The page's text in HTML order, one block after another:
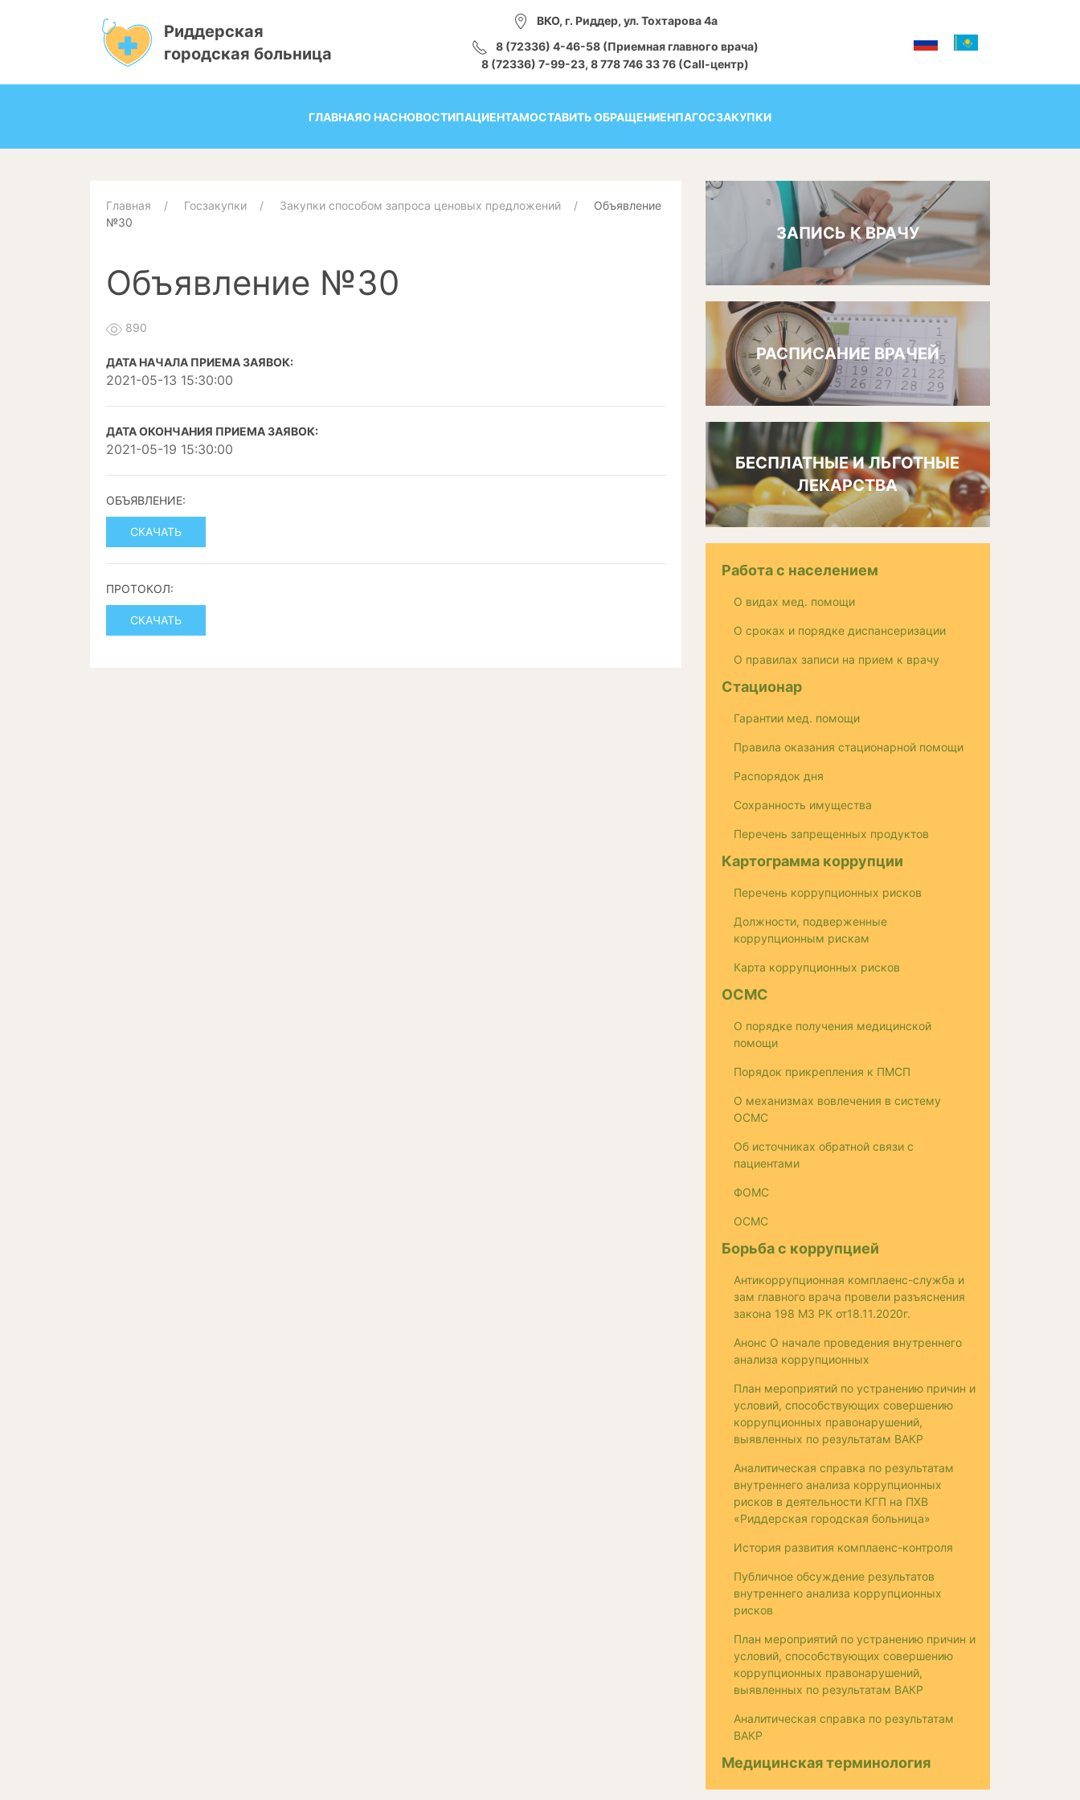
Риддерская
городская больница
ВКО, г. Риддер, ул. Тохтарова 4а
8 (72336) 4-46-58 (Приемная главного врача)
8 (72336) 7-99-23, 8 778 746 33 76 (Call-центр)
ГЛАВНАЯО НАСНОВОСТИПАЦИЕНТАМОСТАВИТЬ ОБРАЩЕНИЕНПАГОСЗАКУПКИ
Главная Госзакупки Закупки способом запроса ценовых предложений
Объявление
№30
Объявление №30
890
ДАТА НАЧАЛА ПРИЕМА ЗАЯВОК:
2021-05-13 15:30:00
ДАТА ОКОНЧАНИЯ ПРИЕМА ЗАЯВОК:
2021-05-19 15:30:00
ОБЪЯВЛЕНИЕ:
СКАЧАТЬ
ПРОТОКОЛ:
СКАЧАТЬ
ЗАПИСЬ К ВРАЧУ
РАСПИСАНИЕ ВРАЧЕЙ
БЕСПЛАТНЫЕ И ЛЬГОТНЫЕ
ЛЕКАРСТВА
Работа с населением
О видах мед. помощи
О сроках и порядке диспансеризации
О правилах записи на прием к врачу
Стационар
Гарантии мед. помощи
Правила оказания стационарной помощи
Распорядок дня
Сохранность имущества
Перечень запрещенных продуктов
Картограмма коррупции
Перечень коррупционных рисков
Должности, подверженные
коррупционным рискам
Карта коррупционных рисков
ОСМС
О порядке получения медицинской
помощи
Порядок прикрепления к ПМСП
О механизмах вовлечения в систему
ОСМС
Об источниках обратной связи с
пациентами
ФОМС
ОСМС
Борьба с коррупцией
Антикоррупционная комплаенс-служба и
зам главного врача провели разъяснения
закона 198 МЗ РК от18.11.2020г.
Анонс О начале проведения внутреннего
анализа коррупционных
План мероприятий по устранению причин и
условий, способствующих совершению
коррупционных правонарушений,
выявленных по результатам ВАКР
Аналитическая справка по результатам
внутреннего анализа коррупционных
рисков в деятельности КГП на ПХВ
«Риддерская городская больница»
История развития комплаенс-контроля
Публичное обсуждение результатов
внутреннего анализа коррупционных
рисков
План мероприятий по устранению причин и
условий, способствующих совершению
коррупционных правонарушений,
выявленных по результатам ВАКР
Аналитическая справка по результатам
ВАКР
Медицинская терминология